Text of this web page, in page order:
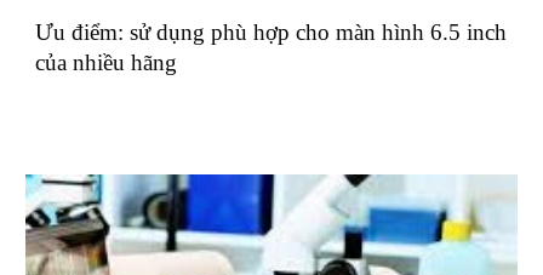
Ưu điểm: sử dụng phù hợp cho màn hình 6.5 inch
của nhiều hãng